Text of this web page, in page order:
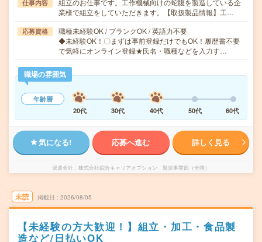
仕事内容
組立のお仕事です。工作機械向けの蛇腹を製造している企
業様で組立をしていただきます。【取扱製品情報】工…
応募資格
職種未経験OK / ブランクOK / 英語力不要
◆未経験OK！〇まずは事前登録だけでもOK！履歴書不要
で気軽にオンライン登録★氏名・職種などを入力す…
職場の雰囲気
年齢層
20代
30代 40代 50代 60代
気になる! 応募へ進む 詳しく見る
派遣会社 株式会社綜合キャリアオプション 製造事業部（全国）
未読 掲載日 2026/08/05
【未経験の方大歓迎！】組立・加工・食品製
造など/日払いOK